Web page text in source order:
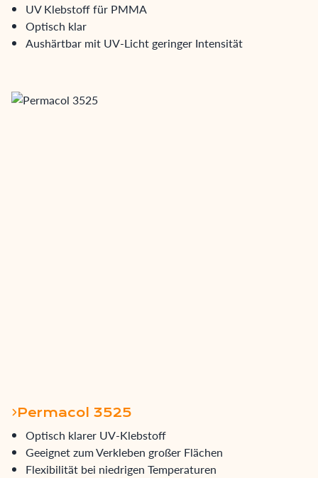
UV Klebstoff für PMMA
Optisch klar
Aushärtbar mit UV-Licht geringer Intensität
Permacol 3525
Optisch klarer UV-Klebstoff
Geeignet zum Verkleben großer Flächen
Flexibilität bei niedrigen Temperaturen